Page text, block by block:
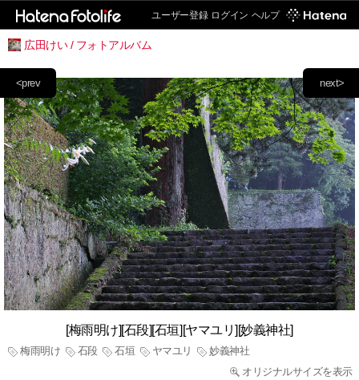
ユーザー登録 ログイン ヘルプ
広田けい / フォトアルバム
next>
<prev
[梅雨明け][石段][石垣][ヤマユリ][妙義神社]
梅雨明け 石段 石垣 ヤマユリ
妙義神社
オリジナルサイズを表示